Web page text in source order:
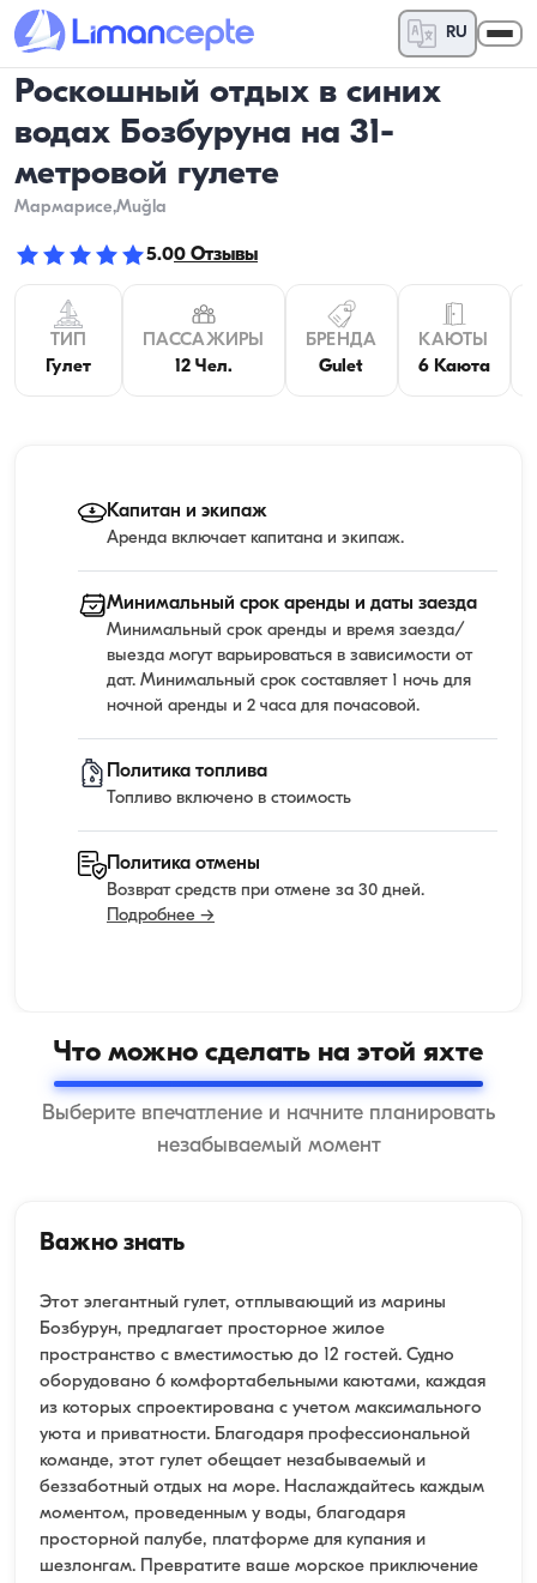
RU
Роскошный отдых в синих
водах Бозбуруна на 31-
метровой гулете
Мармарисе,Muğla
5.00 Отзывы
ТИП
Гулет
ПАССАЖИРЫ
12 Чел.
БРЕНДА
Gulet
КАЮТЫ
6 Каюта
Капитан и экипаж
Аренда включает капитана и экипаж.
Минимальный срок аренды и даты заезда
Минимальный срок аренды и время заезда/
выезда могут варьироваться в зависимости от
дат. Минимальный срок составляет 1 ночь для
ночной аренды и 2 часа для почасовой.
Политика топлива
Топливо включено в стоимость
Политика отмены
Возврат средств при отмене за 30 дней.
Подробнее →
Что можно сделать на этой яхте
Выберите впечатление и начните планировать
незабываемый момент
Важно знать
Этот элегантный гулет, отплывающий из марины
Бозбурун, предлагает просторное жилое
пространство с вместимостью до 12 гостей. Судно
оборудовано 6 комфортабельными каютами, каждая
из которых спроектирована с учетом максимального
уюта и приватности. Благодаря профессиональной
команде, этот гулет обещает незабываемый и
беззаботный отдых на море. Наслаждайтесь каждым
моментом, проведенным у воды, благодаря
просторной палубе, платформе для купания и
шезлонгам. Превратите ваше морское приключение